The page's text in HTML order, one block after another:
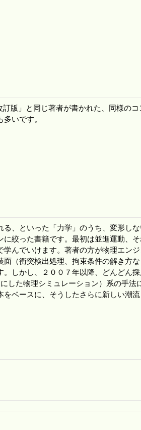
版」と同じ著者が書かれた、同様のコ
いです。
、といった「力学」のうち、変形しな
に絞った書籍です。最初は並進運動、
んでいけます。著者の方が物理エン
（衝突検出処理、拘束条件の解き方な
しかし、２００７年以降、どんどん
した物理シミュレーション）系の手法
ベースに、そうしたさらに新しい潮